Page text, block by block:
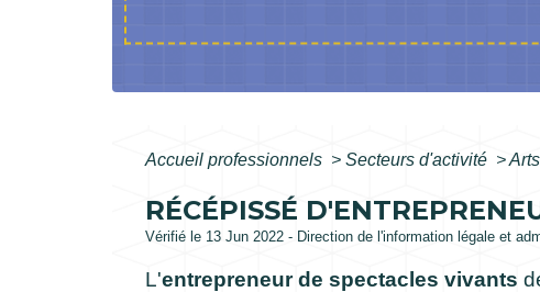
Accueil professionnels > Secteurs d'activité >Arts
RÉCÉPISSÉ
Vérifié le 13 Jun 2022 - Direction de l'information légale et
L'entrepreneur de spectacles vivants